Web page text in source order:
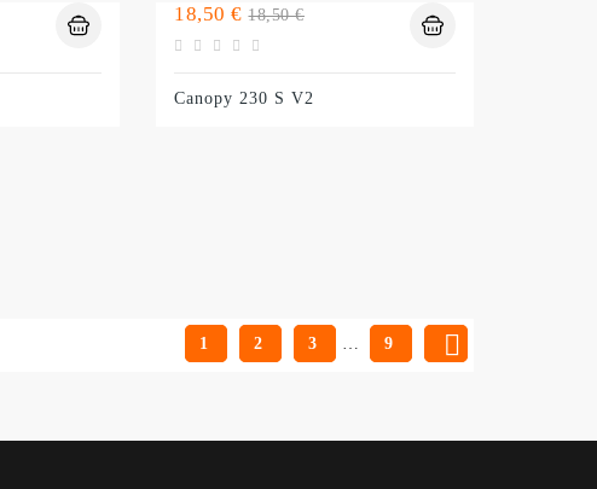
Preço
18,50 € Preço
normal
18,50 €
Canopy 230 S V2
1 2 3 … 9 